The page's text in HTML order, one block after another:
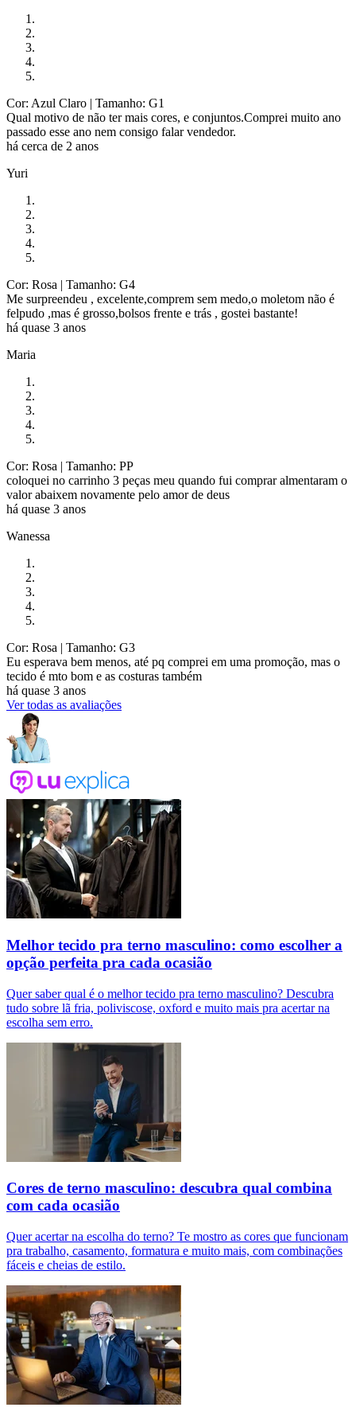
Cor: Azul Claro | Tamanho: G1
Qual motivo de não ter mais cores, e conjuntos.Comprei muito ano
passado esse ano nem consigo falar vendedor.
há cerca de 2 anos
Yuri
Cor: Rosa | Tamanho: G4
Me surpreendeu , excelente,comprem sem medo,o moletom não é
felpudo ,mas é grosso,bolsos frente e trás , gostei bastante!
há quase 3 anos
Maria
Cor: Rosa | Tamanho: PP
coloquei no carrinho 3 peças meu quando fui comprar almentaram o
valor abaixem novamente pelo amor de deus
há quase 3 anos
Wanessa
Cor: Rosa | Tamanho: G3
Eu esperava bem menos, até pq comprei em uma promoção, mas o
tecido é mto bom e as costuras também
há quase 3 anos
Ver todas as avaliações
Melhor tecido pra terno masculino: como escolher a
opção perfeita pra cada ocasião
Quer saber qual é o melhor tecido pra terno masculino? Descubra
tudo sobre lã fria, poliviscose, oxford e muito mais pra acertar na
escolha sem erro.
Cores de terno masculino: descubra qual combina
com cada ocasião
Quer acertar na escolha do terno? Te mostro as cores que funcionam
pra trabalho, casamento, formatura e muito mais, com combinações
fáceis e cheias de estilo.